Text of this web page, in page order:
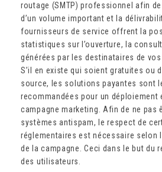
routage (SMTP) professionnel afin
d’un volume important et la
fournisseurs de service offrent la
statistiques sur l’ouverture, la
générées par les destinataires de
S’il en existe qui soient gratuites ou
source, les solutions payantes sont
recommandées pour un déploiement
campagne marketing. Afin de ne pas
systèmes antispam, le respect de
réglementaires est nécessaire selon
de la campagne. Ceci dans le but du
des utilisateurs.